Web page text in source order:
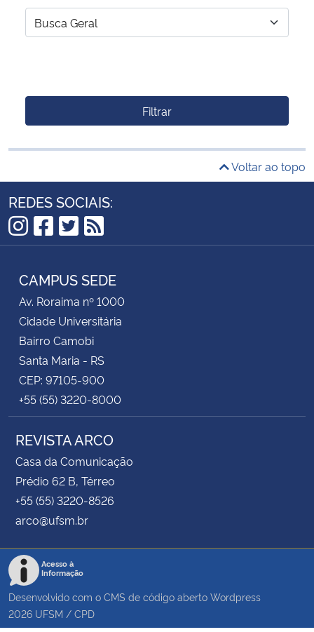
Filtrar
Voltar ao topo
REDES SOCIAIS:
Instagram
Facebook
Twitter
RSS
CAMPUS SEDE
Av. Roraima nº 1000
Cidade Universitária
Bairro Camobi
Santa Maria - RS
CEP: 97105-900
+55 (55) 3220-8000
REVISTA ARCO
Casa da Comunicação
Prédio 62 B, Térreo
+55 (55) 3220-8526
arco@ufsm.br
Acesso à
Informação
Desenvolvido com o CMS de código aberto Wordpress
2026 UFSM / CPD